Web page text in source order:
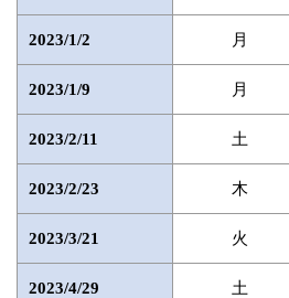
2023/1/2 月
2023/1/9 月
2023/2/11 土
2023/2/23 木
2023/3/21 火
2023/4/29 土